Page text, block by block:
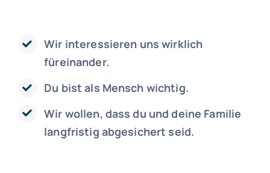
Wir interessieren uns wirklich
füreinander.
Du bist als Mensch wichtig.
Wir wollen, dass du und deine Familie
langfristig abgesichert seid.